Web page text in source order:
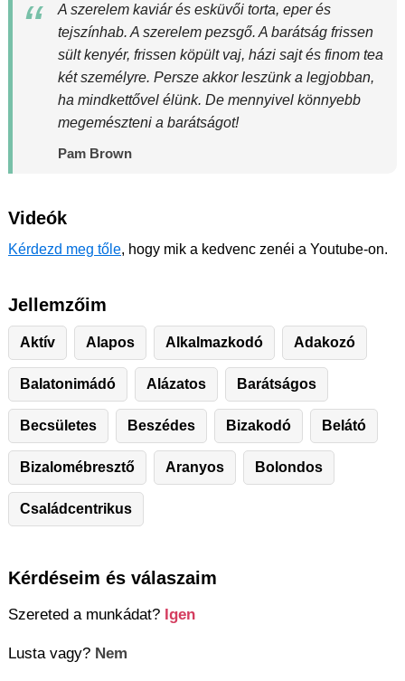
A szerelem kaviár és esküvői torta, eper és
tejszínhab. A szerelem pezsgő. A barátság frissen
sült kenyér, frissen köpült vaj, házi sajt és finom tea
két személyre. Persze akkor leszünk a legjobban,
ha mindkettővel élünk. De mennyivel könnyebb
megemészteni a barátságot!
Pam Brown
Videók
Kérdezd meg tőle, hogy mik a kedvenc zenéi a Youtube-on.
Jellemzőim
Aktív Alapos Alkalmazkodó Adakozó
Balatonimádó Alázatos Barátságos
Becsületes Beszédes Bizakodó Belátó
Bizalomébresztő Aranyos Bolondos
Családcentrikus
Kérdéseim és válaszaim
Szereted a munkádat? Igen
Lusta vagy? Nem